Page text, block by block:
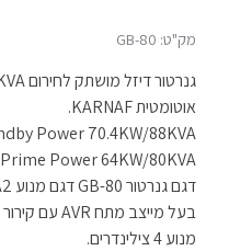
מק"ט: GB-80
אוטומטית KARNAF.
Power 70.4KW/88KVA.
Prime Power 64KW/80KVA.
דגם גנרטור GB-80 דגם מנוע GB4112TA2.
בעל מייצב מתח AVR עם קירור מים.
מנוע 4 צילינדרים.